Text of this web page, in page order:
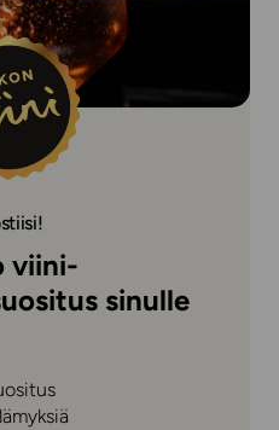
viini-
sinulle